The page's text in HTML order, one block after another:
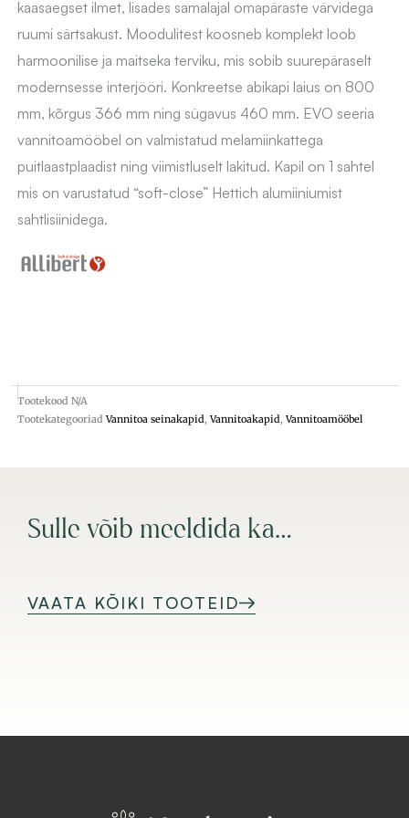
kaasaegset ilmet, lisades samalajal omapäraste värvidega
ruumi särtsakust. Moodulitest koosneb komplekt loob
harmoonilise ja maitseka terviku, mis sobib suurepäraselt
modernsesse interjööri. Konkreetse abikapi laius on 800
mm, kõrgus 366 mm ning sügavus 460 mm. EVO seeria
vannitoamööbel on valmistatud melamiinkattega
puitlaastplaadist ning viimistluselt lakitud. Kapil on 1 sahtel
mis on varustatud “soft-close” Hettich alumiiniumist
sahtlisiinidega.
Tootekood N/A
Tootekategooriad Vannitoa seinakapid,Vannitoakapid,Vannitoamööbel
Sulle võib meeldida ka…
VAATA KÕIKI TOOTEID